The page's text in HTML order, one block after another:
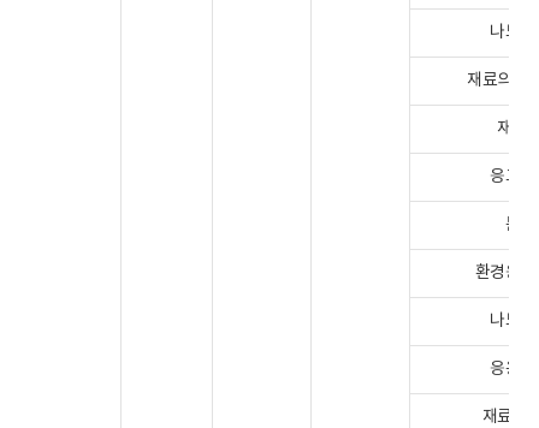
나노
재료의이
재료
응고
분
환경응
나노
응용
재료가